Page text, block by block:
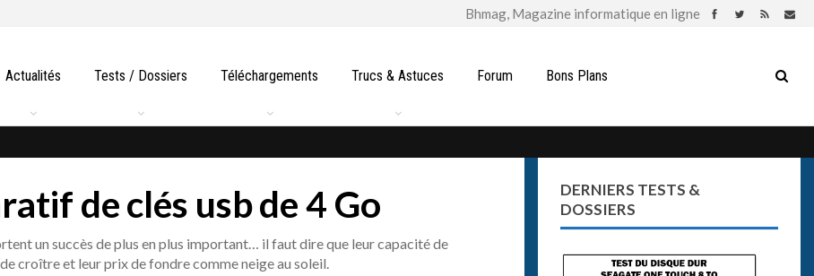
Actualités Tests / Dossiers Téléchargements Trucs & Astuces Forum Bons Plans
de clés usb de 4 Go
un succès de plus en plus important… il faut dire que leur capacité de
croître et leur prix de fondre comme neige au soleil.
DERNIERS TESTS &
DOSSIERS